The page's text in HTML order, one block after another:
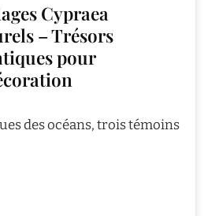
Cypraea
– Trésors
pour
des océans, trois témoins